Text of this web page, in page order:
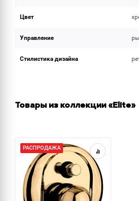
Цвет
Управление
Стилистика дизайна
Товары из коллекции «Elite»
РАСПРОДАЖА